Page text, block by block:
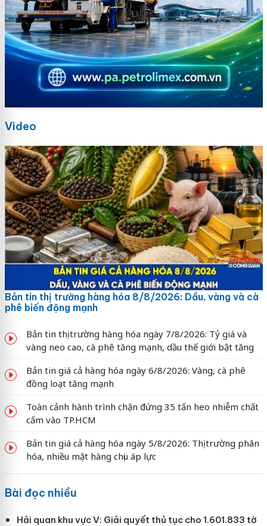
Video
Bản tin thị trường hàng hóa 8/8/2026: Dầu, vàng và cà
phê biến động mạnh
Bản tin thị trường hàng hóa ngày 7/8/2026: Tỷ giá và
vàng neo cao, cà phê tăng mạnh, dầu thế giới bật tăng
Bản tin giá cả hàng hóa ngày 6/8/2026: Vàng, cà phê
đồng loạt tăng mạnh
Toàn cảnh hành trình chặn đứng 35 tấn heo nhiễm chất
cấm vào TP.HCM
Bản tin giá cả hàng hóa ngày 5/8/2026: Thị trường phân
hóa, nhiều mặt hàng chịu áp lực
Bài đọc nhiều
Hải quan khu vực V: Giải quyết thủ tục cho 1.601.833 tờ